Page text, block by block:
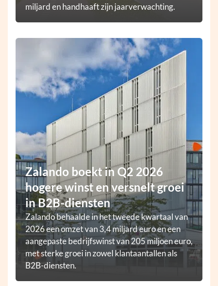
miljard en handhaaft zijn jaarverwachting.
Zalando boekt in Q2 2026
hogere winst en versnelt groei
in B2B-diensten
Zalando behaalde in het tweede kwartaal van
2026 een omzet van 3,4 miljard euro en een
aangepaste bedrijfswinst van 205 miljoen euro,
met sterke groei in zowel klantaantallen als
B2B-diensten.